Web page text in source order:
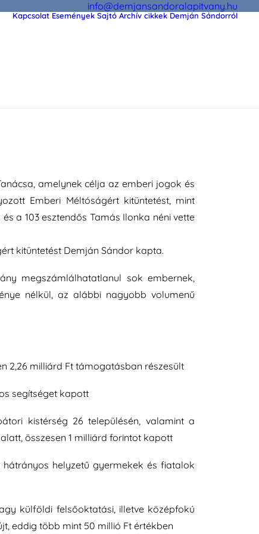
info@demjansandoralapitvany.hu
Kapcsolat Események Sajtó Archív cikkek Demján Sándorról
amelynek célja az emberi jogok és
Emberi Méltóságért kitüntetést, mint
a 103 esztendős Tamás Ilonka néni vette
kitüntetést Demján Sándor kapta.
megszámlálhatatlanul sok embernek,
nélkül, az alábbi nagyobb volumenű
2,26 milliárd Ft támogatásban részesült
segítséget kapott
kistérség 26 településén, valamint a
összesen 1 milliárd forintot kapott
helyzetű gyermekek és fiatalok
külföldi felsőoktatási, illetve középfokú
eddig több mint 50 millió Ft értékben